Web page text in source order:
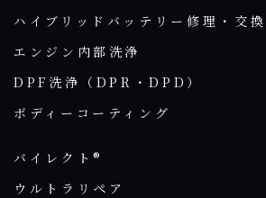
ハイブリッドバッテリー修理・交換
エンジン内部洗浄
DPF洗浄（DPR・DPD）
ボディーコーティング
バイレクト®
ウルトラリペア